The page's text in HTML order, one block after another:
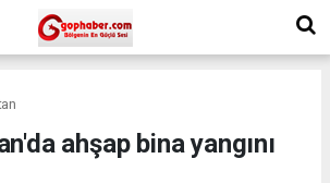
ahşap bina yangını